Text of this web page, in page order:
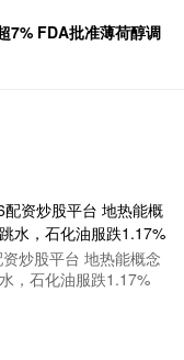
7% FDA批准薄荷醇调
炒股平台 地热能概念
，石化油服跌1.17%